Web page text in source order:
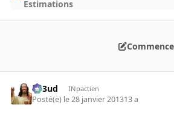
Estimations
Sp3ud INpactien
Posté(e) le 28 janvier 201313 a